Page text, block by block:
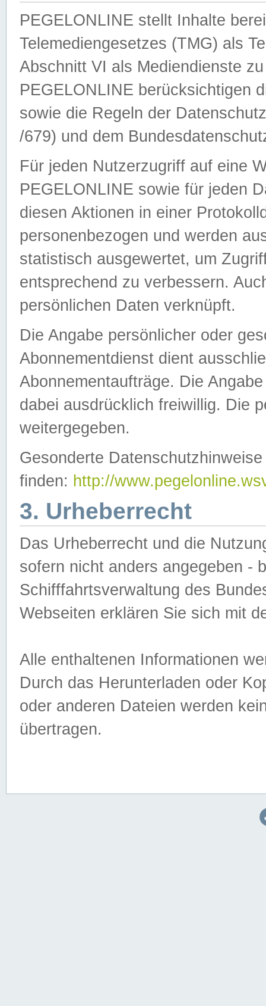
PEGELONLINE stellt Inhalte
Telemediengesetzes (TMG) als
Abschnitt VI als Mediendienste
PEGELONLINE berücksichtigen
sowie die Regeln der
/679) und dem
Für jeden Nutzerzugriff auf eine
PEGELONLINE sowie für jeden
diesen Aktionen in einer
personenbezogen und werden
statistisch ausgewertet, um
entsprechend zu verbessern.
persönlichen Daten verknüpft.
Die Angabe persönlicher oder
Abonnementdienst dient
Abonnementaufträge. Die
dabei ausdrücklich freiwillig. Die
weitergegeben.
Gesonderte
finden: http://
3. Urheberrecht
Das Urheberrecht und die
sofern nicht anders angegeben -
Schifffahrtsverwaltung des
Webseiten erklären Sie sich mit
Alle enthaltenen Informationen
Durch das Herunterladen oder
oder anderen Dateien werden
übertragen.